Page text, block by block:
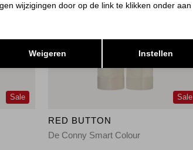
Sale Sale
RED BUTTON
De Conny Smart Colour
wijzigingen door op de link te klikken onder aan
Weigeren Instellen